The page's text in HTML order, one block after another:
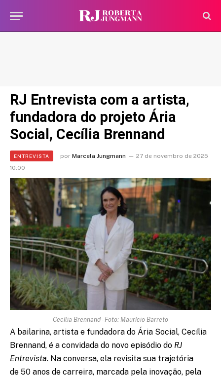
RJ Entrevista com a artista,
fundadora do projeto Ária
Social, Cecília Brennand
ENTREVISTA por Marcela Jungmann
27 de novembro de 2025
10:00
Cecília Brennand - Foto: Maurício Barreto
A bailarina, artista e fundadora do Ária Social, Cecília
Brennand, é a convidada do novo episódio do RJ
Entrevista. Na conversa, ela revisita sua trajetória
de 50 anos de carreira, marcada pela inovação, pela